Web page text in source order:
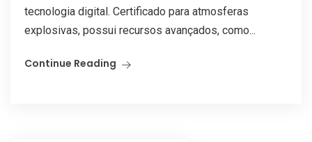
tecnologia digital. Certificado para atmosferas
explosivas, possui recursos avançados, como...
Continue Reading